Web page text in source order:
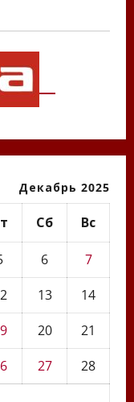
Декабрь 2025
Сб Вс
6
7
13
14
20
21
27
28